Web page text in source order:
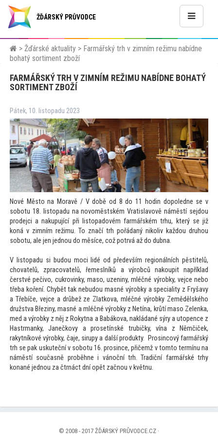
ŽĎÁRSKÝ PRŮVODCE
> Žďárské aktuality > Farmářský trh v zimním režimu nabídne
bohatý sortiment zboží
FARMÁŘSKÝ TRH V ZIMNÍM REŽIMU NABÍDNE BOHATÝ
SORTIMENT ZBOŽÍ
Pátek, 10. listopadu 2023
Nové Město na Moravě / V době od 8 do 11 hodin dopoledne se v
sobotu 18. listopadu na novoměstském Vratislavově náměstí sejdou
prodejci a nakupující při listopadovém farmářském trhu, který se již
koná v zimním režimu. To značí trh pořádaný nikoliv každou druhou
sobotu, ale jen jednou do měsíce, což potrvá až do dubna.
V listopadu si budou moci lidé od především regionálních pěstitelů,
chovatelů, zpracovatelů, řemeslníků a výrobců nakoupit například
čerstvé pečivo, cukrovinky, maso, uzeniny, mléčné výrobky, vejce nebo
třeba koření. Chybět tak nebudou masné výrobky a speciality z Fryšavy
a Třebíče, vejce a drůbež ze Zlatkova, mléčné výrobky Zemědělského
družstva Březiny, masné a mléčné výrobky z Netína, krůtí maso Zelenka,
med a výrobky z něj z Rokytna a Babákova, nakládané sýry a utopence z
Hastrmanky, Janečkovy a prosetínské trubičky, vína z Němčiček,
rakytníkové výrobky, čaje, sirupy a další produkty. Prosincový farmářský
trh se pak uskuteční v sobotu 16. prosince, přičemž v tomto termínu na
náměstí současně proběhne i vánoční trh. Tradiční farmářské trhy
konané jednou za čtrnáct dní opět začnou v květnu.
© 2008 - 2017 ŽĎÁRSKÝ PRŮVODCE.CZ ·